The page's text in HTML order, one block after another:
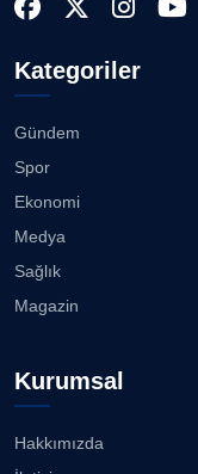
Kategoriler
Gündem
Spor
Ekonomi
Medya
Sağlık
Magazin
Kurumsal
Hakkımızda